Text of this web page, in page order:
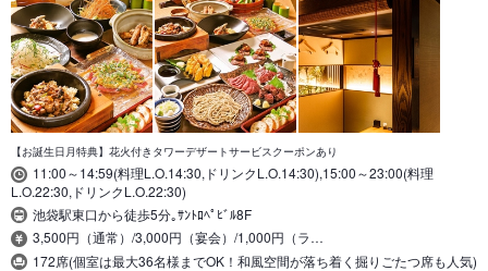
【お誕生日月特典】花火付きタワーデザートサービスクーポンあり
11:00～14:59(料理L.O.14:30,ドリンクL.O.14:30),15:00～23:00(料理
L.O.22:30,ドリンクL.O.22:30)
池袋駅東口から徒歩5分｡ｻﾝﾄﾛﾍﾟﾋﾞﾙ8F
3,500円（通常）/3,000円（宴会）/1,000円（ラ…
172席(個室は最大36名様までOK！和風空間が落ち着く掘りごたつ席も人気)